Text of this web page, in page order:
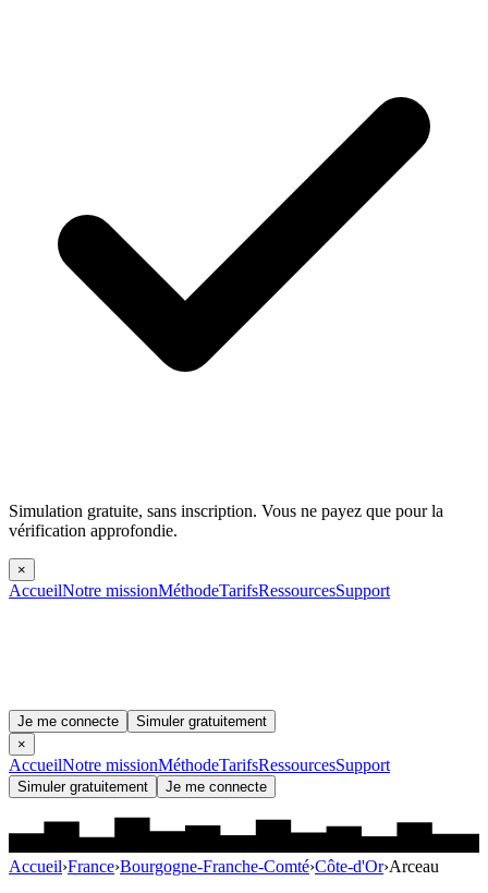
Simulation gratuite, sans inscription. Vous ne payez que pour la
vérification approfondie.
×
AccueilNotre missionMéthodeTarifsRessourcesSupport
Je me connecte
Simuler gratuitement
×
AccueilNotre missionMéthodeTarifsRessourcesSupport
Simuler gratuitement Je me connecte
Accueil›France›Bourgogne-Franche-Comté›Côte-d'Or›Arceau